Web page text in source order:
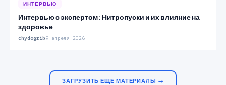
ИНТЕРВЬЮ
Интервью с экспертом: Нитропуски и их влияние на
здоровье
chydogrib9 апреля 2026
ЗАГРУЗИТЬ ЕЩЁ МАТЕРИАЛЫ →